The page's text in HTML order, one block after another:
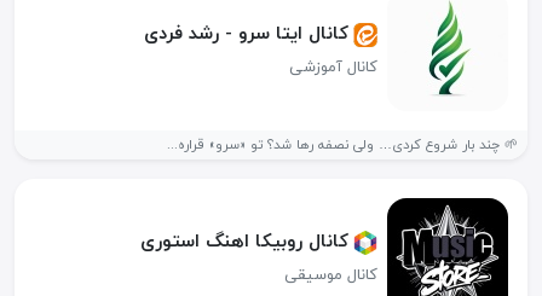
کانال ایتا سرو - رشد فردی
کانال آموزشی
🌱 چند بار شروع کردی… ولی نصفه رها شد؟ تو «سرو» قراره...
کانال روبیکا اهنگ استوری
کانال موسیقی